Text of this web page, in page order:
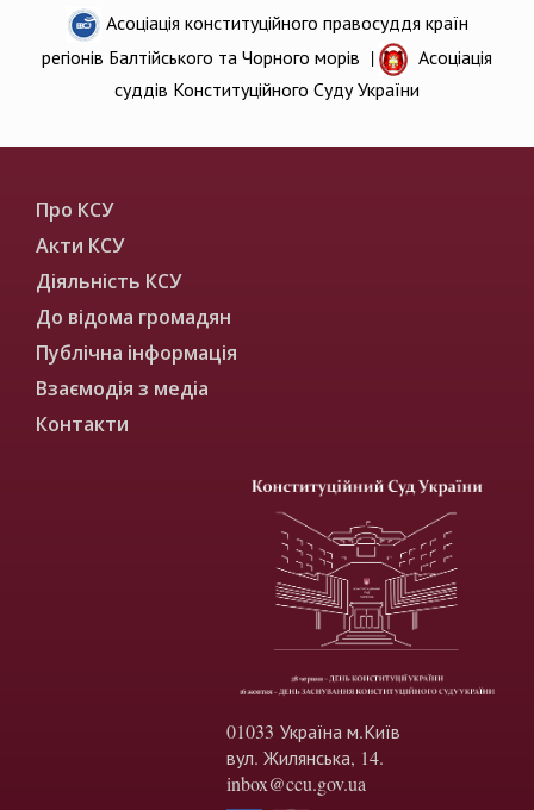
Асоціація конституційного правосуддя країн
регіонів Балтійського та Чорного морів |
Асоціація
суддів Конституційного Суду України
Про КСУ
Акти КСУ
Діяльність КСУ
До відома громадян
Публічна інформація
Взаємодія з медіа
Контакти
01033 Україна м.Київ
вул. Жилянська, 14.
inbox@ccu.gov.ua